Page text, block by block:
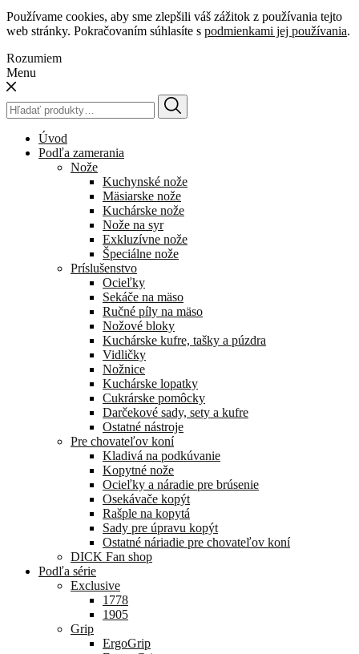
Používame cookies, aby sme zlepšili váš zážitok z používania tejto
web stránky. Pokračovaním súhlasíte s podmienkami jej používania.
Rozumiem
Menu
Hľadať:
Úvod
Podľa zamerania
Nože
Kuchynské nože
Mäsiarske nože
Kuchárske nože
Nože na syr
Exkluzívne nože
Špeciálne nože
Príslušenstvo
Ocieľky
Sekáče na mäso
Ručné píly na mäso
Nožové bloky
Kuchárske kufre, tašky a púzdra
Vidličky
Nožnice
Kuchárske lopatky
Cukrárske pomôcky
Darčekové sady, sety a kufre
Ostatné nástroje
Pre chovateľov koní
Kladivá na podkúvanie
Kopytné nože
Ocieľky a náradie pre brúsenie
Osekávače kopýt
Rašple na kopytá
Sady pre úpravu kopýt
Ostatné náriadie pre chovateľov koní
DICK Fan shop
Podľa série
Exclusive
1778
1905
Grip
ErgoGrip